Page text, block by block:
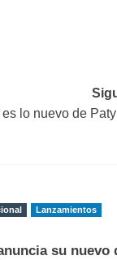
es lo nuevo de
Lanzamientos
su nuevo